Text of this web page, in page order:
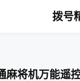
拨号
麻将机万能遥